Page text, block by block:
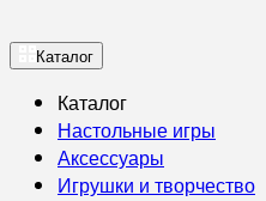
Каталог
Каталог
Настольные игры
Аксессуары
Игрушки и творчество